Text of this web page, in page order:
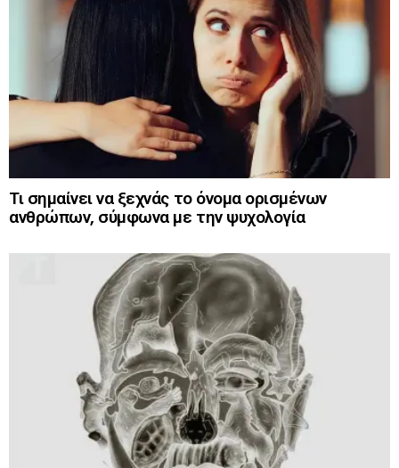
Τι σημαίνει να ξεχνάς το όνομα ορισμένων
ανθρώπων, σύμφωνα με την ψυχολογία